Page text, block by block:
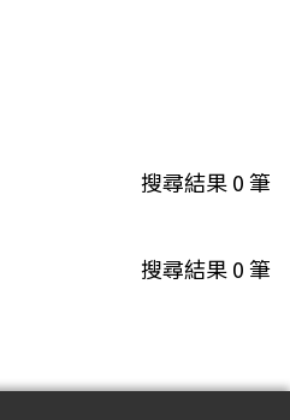
搜尋結果0筆
搜尋結果0筆